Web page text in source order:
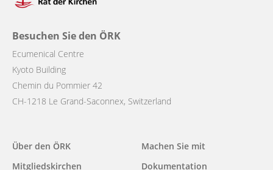
Besuchen Sie den ÖRK
Ecumenical Centre
Kyoto Building
Chemin du Pommier 42
CH-1218 Le Grand-Saconnex, Switzerland
Main
navigation
Über den ÖRK
Mitgliedskirchen
Machen Sie mit
Dokumentation